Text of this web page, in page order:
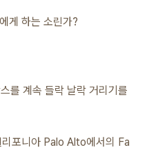
게 하는 소린가?
를 계속 들락 날락 거리기를
포니아 Palo Alto에서의 Fa